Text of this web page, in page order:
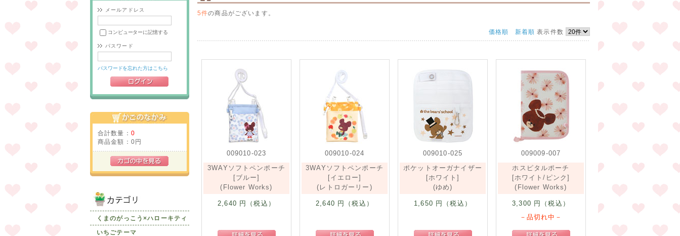
メールアドレス
コンピューターに記憶する
パスワード
パスワードを忘れた方はこちら
合計数量： 0
商品金額： 0円
くまのがっこう×ハローキティ
いちごテーマ
5件の商品がございます。
価格順 新着順 表示件数
009010-023
3WAYソフトペンポーチ
[ブルー]
(Flower Works)
2,640 円（税込）
009010-024
3WAYソフトペンポーチ
[イエロー]
(レトロガーリー)
2,640 円（税込）
009010-025
ポケットオーガナイザー
[ホワイト]
(ゆめ)
1,650 円（税込）
009009-007
ホスピタルポーチ
[ホワイト/ピンク]
(Flower Works)
3,300 円（税込）
－品切れ中－